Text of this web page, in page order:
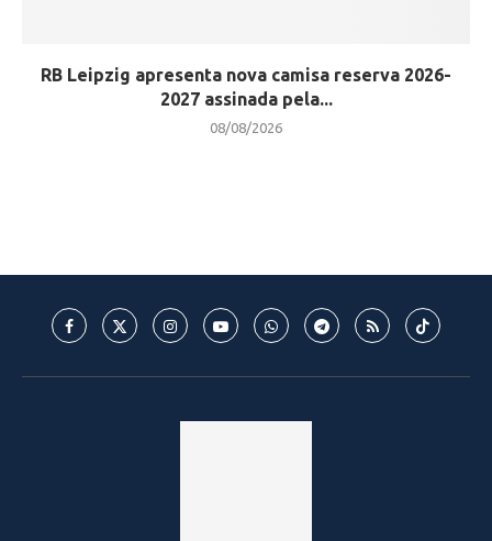
RB Leipzig apresenta nova camisa reserva 2026-
2027 assinada pela...
08/08/2026